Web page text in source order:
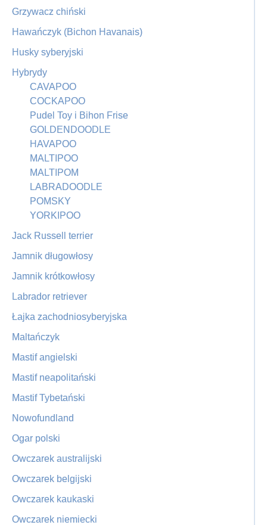
Grzywacz chiński
Hawańczyk (Bichon Havanais)
Husky syberyjski
Hybrydy
CAVAPOO
COCKAPOO
Pudel Toy i Bihon Frise
GOLDENDOODLE
HAVAPOO
MALTIPOO
MALTIPOM
LABRADOODLE
POMSKY
YORKIPOO
Jack Russell terrier
Jamnik długowłosy
Jamnik krótkowłosy
Labrador retriever
Łajka zachodniosyberyjska
Maltańczyk
Mastif angielski
Mastif neapolitański
Mastif Tybetański
Nowofundland
Ogar polski
Owczarek australijski
Owczarek belgijski
Owczarek kaukaski
Owczarek niemiecki